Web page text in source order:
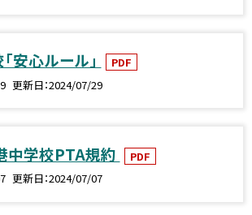
安心ルール」
PDF
更新日 2024/07/29
中学校PTA規約
PDF
更新日 2024/07/07